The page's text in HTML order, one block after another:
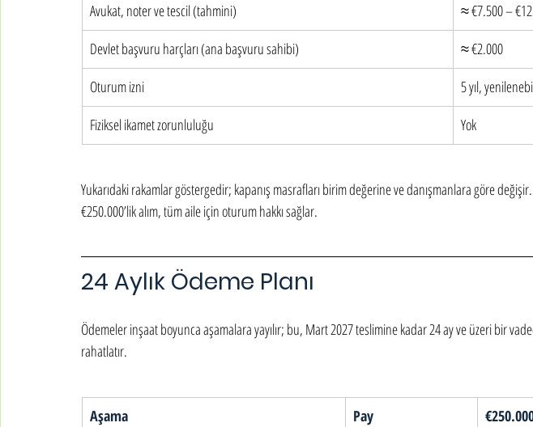
Avukat, noter ve tescil (tahmini)
≈ €7.500 –
Devlet başvuru harçları (ana başvuru sahibi)
≈ €2.000
Oturum izni
5 yıl,
Fiziksel ikamet zorunluluğu
Yok
Yukarıdaki rakamlar göstergedir; kapanış masrafları birim değerine ve danışmanlara göre
€250.000’lik alım, tüm aile için oturum hakkı sağlar.
24 Aylık Ödeme Planı
Ödemeler inşaat boyunca aşamalara yayılır; bu, Mart 2027 teslimine kadar 24 ay ve üzeri bir
rahatlatır.
Aşama Pay